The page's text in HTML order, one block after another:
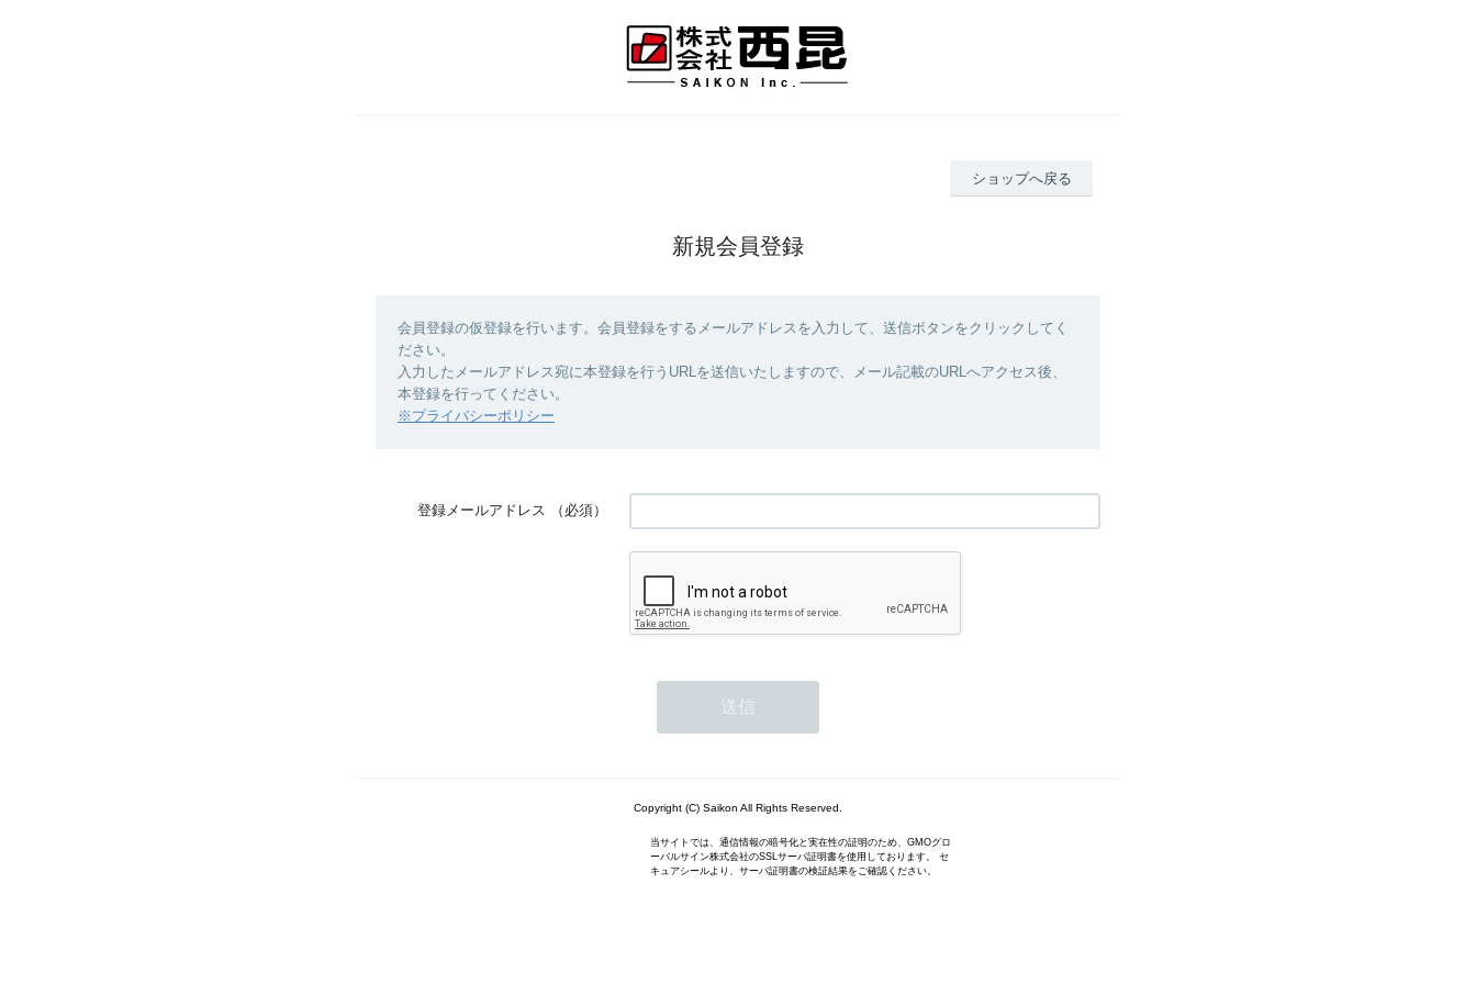
ショップへ戻る
新規会員登録
会員登録の仮登録を行います。会員登録をするメールアドレスを入力して、送信ボタンをクリックしてく
ださい。
入力したメールアドレス宛に本登録を行うURLを送信いたしますので、メール記載のURLへアクセス後、
本登録を行ってください。
※プライバシーポリシー
登録メールアドレス （必須）
Copyright (C) Saikon All Rights Reserved.
当サイトでは、通信情報の暗号化と実在性の証明のため、GMOグロ
ーバルサイン株式会社のSSLサーバ証明書を使用しております。 セ
キュアシールより、サーバ証明書の検証結果をご確認ください。